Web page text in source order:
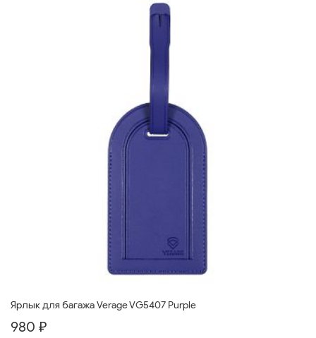
Ярлык для багажа Verage VG5407 Purple
980 ₽